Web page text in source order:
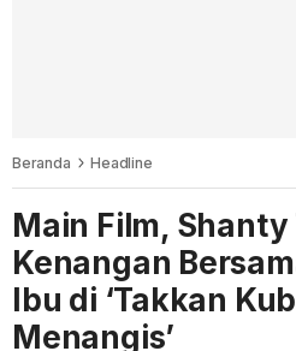
Beranda Headline
Main Film,
Kenangan
Ibu di ‘Takkan
Menangis’